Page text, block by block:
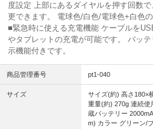
度設定 上部にあるダイヤルを押す回数
更できます。 電球色/白色/電球色+白色
■緊急時に使える充電機能 ケーブルを
やタブレットの充電が可能です。 バッ
示機能付きです。
商品管理番号 pt1-040
サイズ
サイズ(約) 高さ180×
重量(約) 270g 連続使
蔵バッテリー
m) カラー グリーン/